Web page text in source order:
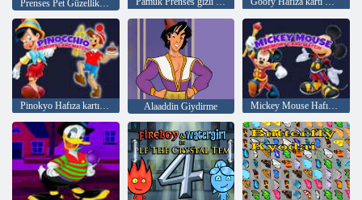
Pinokyo Hafıza kartı Maç Alaaddin Giydirme Mickey Mouse Hafıza Kartı Maçı